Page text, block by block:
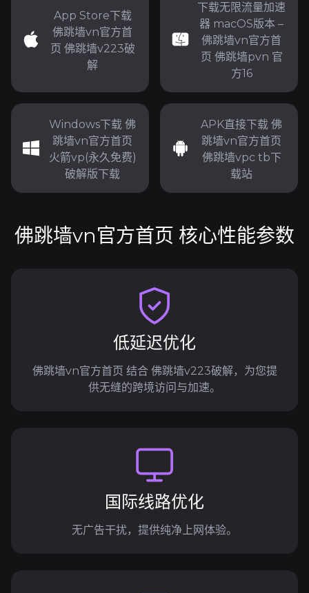
App Store下载
佛跳墙vn官方首
页 佛跳墙v223破
解
下载无限流量加速
器 macOS版本 –
佛跳墙vn官方首
页 佛跳墙pvn 官
方16
Windows下载 佛
跳墙vn官方首页
火箭vp(永久免费)
破解版下载
APK直接下载 佛
跳墙vn官方首页
佛跳墙vpc tb下
载站
佛跳墙vn官方首页 核心性能参数
低延迟优化
佛跳墙vn官方首页 结合 佛跳墙v223破解，为您提
供无缝的跨境访问与加速。
国际线路优化
无广告干扰，提供纯净上网体验。